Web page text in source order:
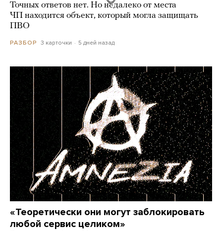
Точных ответов нет. Но недалеко от места
ЧП находится объект, который могла защищать
ПВО
РАЗБОР 3 карточки 5 дней назад
«Теоретически они могут заблокировать
любой сервис целиком»